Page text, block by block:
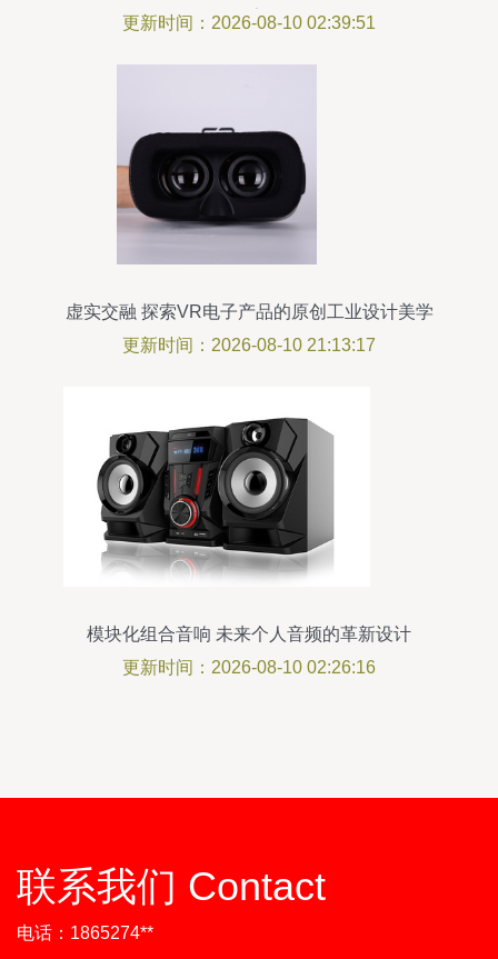
玩家
更新时间：2026-08-10 02:39:51
虚实交融 探索VR电子产品的原创工业设计美学
更新时间：2026-08-10 21:13:17
模块化组合音响 未来个人音频的革新设计
更新时间：2026-08-10 02:26:16
联系我们 Contact
电话：1865274**